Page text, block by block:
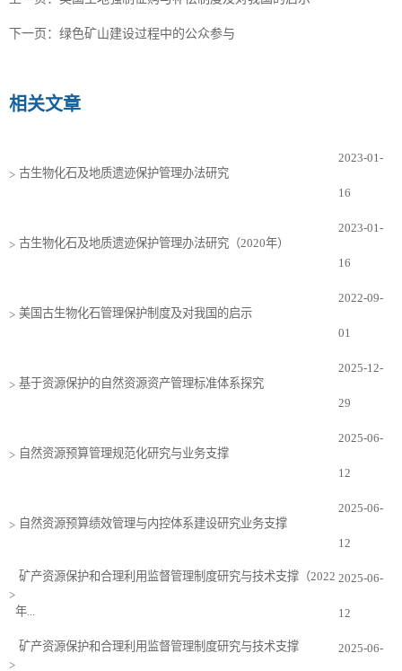
下一页： 绿色矿山建设过程中的公众参与
相关文章
> 古生物化石及地质遗迹保护管理办法研究
2023-01-
16
> 古生物化石及地质遗迹保护管理办法研究（2020年）
2023-01-
16
> 美国古生物化石管理保护制度及对我国的启示
2022-09-
01
> 基于资源保护的自然资源资产管理标准体系探究
2025-12-
29
> 自然资源预算管理规范化研究与业务支撑
2025-06-
12
> 自然资源预算绩效管理与内控体系建设研究业务支撑
2025-06-
12
>
矿产资源保护和合理利用监督管理制度研究与技术支撑（2022
年...
2025-06-
12
>
矿产资源保护和合理利用监督管理制度研究与技术支撑 2025-06-